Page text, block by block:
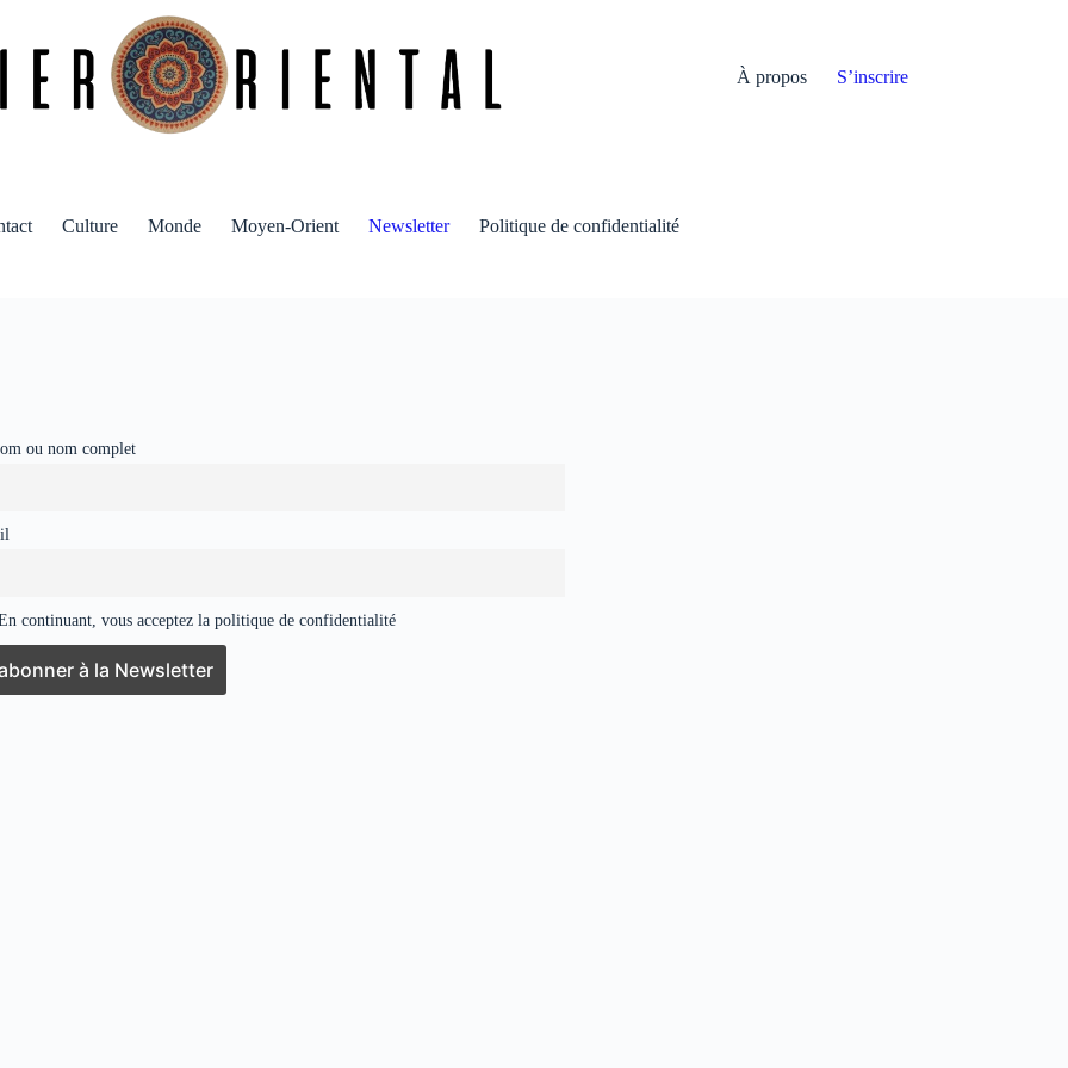
À propos
S’inscrire
Culture Monde Moyen-Orient Newsletter Politique de confidentialité
ou nom complet
continuant, vous acceptez la politique de confidentialité